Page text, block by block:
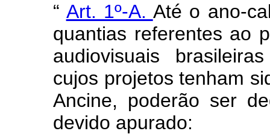
“ Art. 1º-A. Até o ano-
quantias referentes ao
audiovisuais
cujos projetos tenham
Ancine, poderão ser
devido apurado: